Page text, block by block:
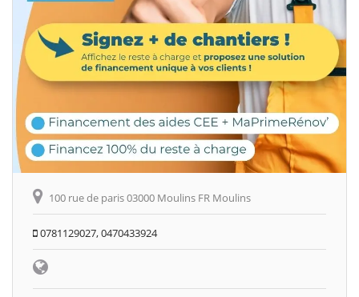
100 rue de paris 03000 Moulins FR Moulins
0781129027, 0470433924